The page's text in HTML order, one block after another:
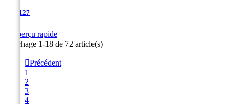
TJA-127
Aperçu rapide
Affichage 1-18 de 72 article(s)
Précédent
1
2
3
4